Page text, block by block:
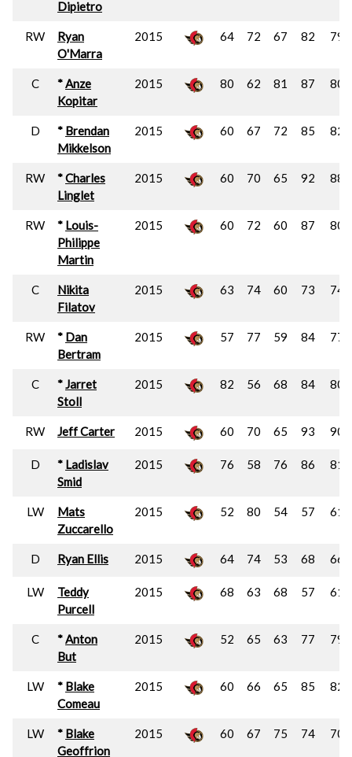
Dipietro
RW
Ryan
O'Marra
2015 64 72 67 82 79
C *Anze
Kopitar
2015 80 62 81 87 80
D * Brendan
Mikkelson
2015 60 67 72 85 82
RW *Charles
Linglet
2015 60 70 65 92 88
RW * Louis-
Philippe
Martin
2015 60 72 60 87 80
C
Nikita
Filatov
2015 63 74 60 73 74
RW * Dan
Bertram
2015 57 77 59 84 77
C *Jarret
Stoll
2015 82 56 68 84 80
RW Jeff Carter 2015 60 70 65 93 90
D * Ladislav
Smid
2015 76 58 76 86 81
LW
Mats
Zuccarello
2015 52 80 54 57 61
D Ryan Ellis 2015 64 74 53 68 66
LW
Teddy
Purcell
2015 68 63 68 57 61
C *Anton
But
2015 52 65 63 77 79
LW * Blake
Comeau
2015 60 66 65 85 82
LW * Blake
Geoffrion
2015 60 67 75 74 70